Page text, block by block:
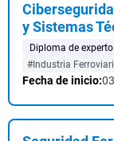
y Sistemas
Diploma de experto
#Industria
Fecha de inicio: